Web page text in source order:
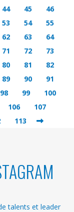
44 45
46
53 54
55
62 63
64
71 72
73
80 81
82
89 90
91
98 99
100
106
107
113
talents et leader